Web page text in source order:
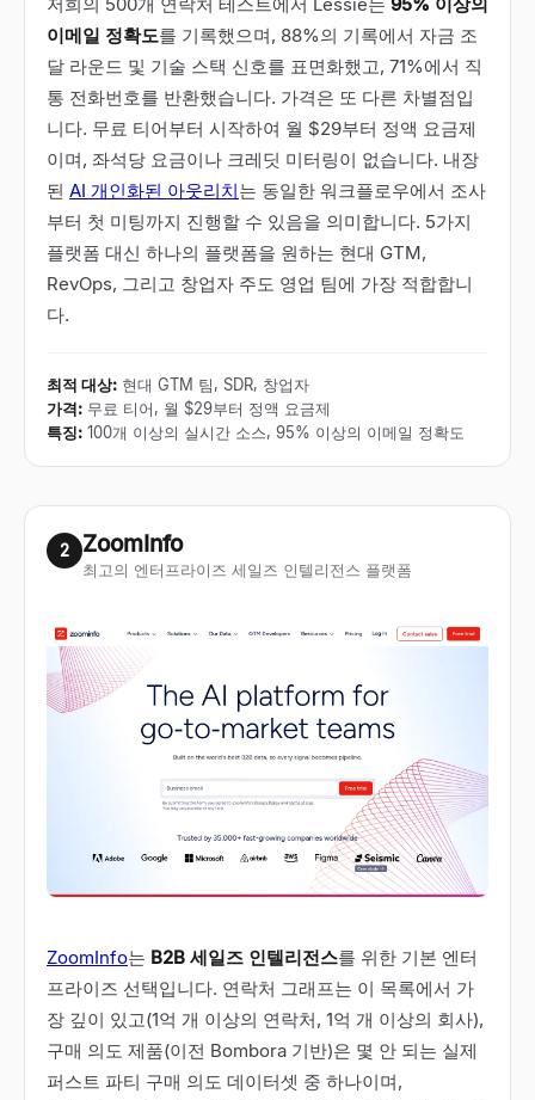
이메일 정확도를 기록했으며, 88%의 기록에서 자금 조
달 라운드 및 기술 스택 신호를 표면화했고, 71%에서 직
통 전화번호를 반환했습니다. 가격은 또 다른 차별점입
니다. 무료 티어부터 시작하여 월 $29부터 정액 요금제
이며, 좌석당 요금이나 크레딧 미터링이 없습니다. 내장
된 AI 개인화된 아웃리치는 동일한 워크플로우에서 조사
부터 첫 미팅까지 진행할 수 있음을 의미합니다. 5가지
플랫폼 대신 하나의 플랫폼을 원하는 현대 GTM,
RevOps, 그리고 창업자 주도 영업 팀에 가장 적합합니
다.
최적 대상: 현대 GTM 팀, SDR, 창업자
가격: 무료 티어, 월 $29부터 정액 요금제
특징: 100개 이상의 실시간 소스, 95% 이상의 이메일 정확도
2 ZoomInfo
최고의 엔터프라이즈 세일즈 인텔리전스 플랫폼
ZoomInfo는 B2B 세일즈 인텔리전스를 위한 기본 엔터
프라이즈 선택입니다. 연락처 그래프는 이 목록에서 가
장 깊이 있고(1억 개 이상의 연락처, 1억 개 이상의 회사),
구매 의도 제품(이전 Bombora 기반)은 몇 안 되는 실제
퍼스트 파티 구매 의도 데이터셋 중 하나이며,